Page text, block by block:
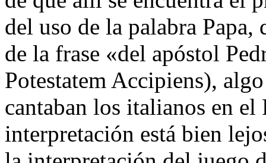
del uso de la palabra
de la frase «del apóstol
Potestatem Accipiens),
cantaban los italianos en
interpretación está bien